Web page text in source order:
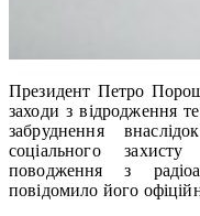
Президент Петро
заходи з відродження
забруднення
соціального
поводження з
повідомило його